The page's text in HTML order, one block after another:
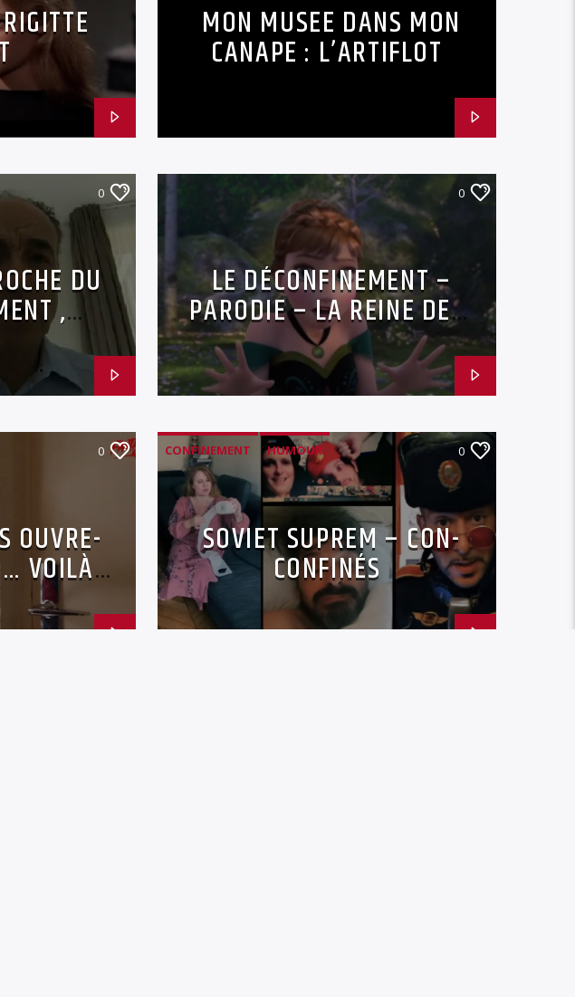
MON MUSEE DANS MON
CANAPE : L’ARTIFLOT
0
DU
,
JEAN-
0
LE DÉCONFINEMENT –
PARODIE – LA REINE DES
NEIGES
0
OUVRE-
VOILÀ
!!
CONFINEMENT
HUMOUR
SOVIET SUPREM
0
SOVIET SUPREM – CON-
CONFINÉS